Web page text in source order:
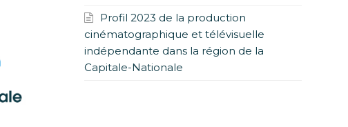
Profil 2023 de la production
cinématographique et télévisuelle
indépendante dans la région de la
Capitale-Nationale